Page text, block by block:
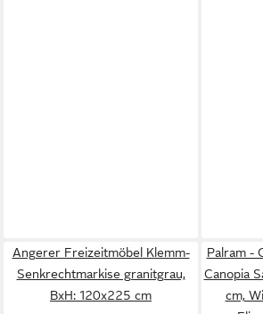
Angerer Freizeitmöbel Klemm-
Senkrechtmarkise granitgrau,
BxH: 120x225 cm
Palram -
Canopia
cm,